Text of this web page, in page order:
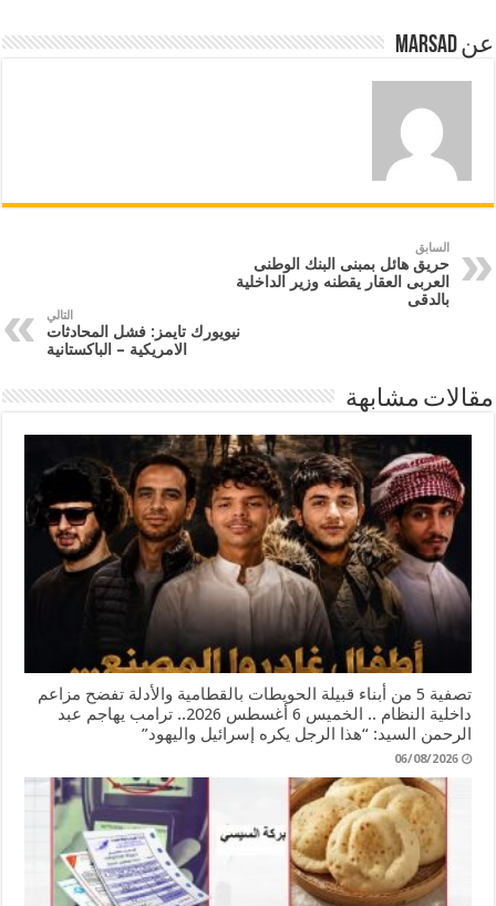
عن marsad
السابق
حريق هائل بمبنى البنك الوطنى
العربى العقار يقطنه وزير الداخلية
بالدقى
التالي
نيويورك تايمز: فشل المحادثات
الامريكية – الباكستانية
مقالات مشابهة
تصفية 5 من أبناء قبيلة الحويطات بالقطامية والأدلة تفضح مزاعم
داخلية النظام .. الخميس 6 أغسطس 2026.. ترامب يهاجم عبد
الرحمن السيد: “هذا الرجل يكره إسرائيل واليهود”
06/08/2026